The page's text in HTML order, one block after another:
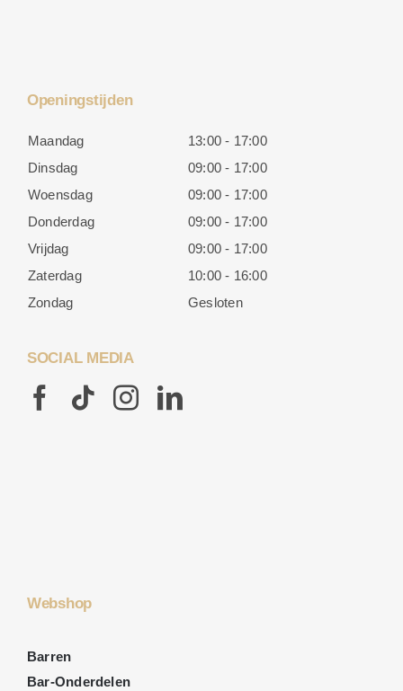
Openingstijden
Maandag
13:00 - 17:00
Dinsdag
09:00 - 17:00
Woensdag
09:00 - 17:00
Donderdag
09:00 - 17:00
Vrijdag
09:00 - 17:00
Zaterdag
10:00 - 16:00
Zondag
Gesloten
SOCIAL MEDIA
Webshop
Barren
Bar-Onderdelen